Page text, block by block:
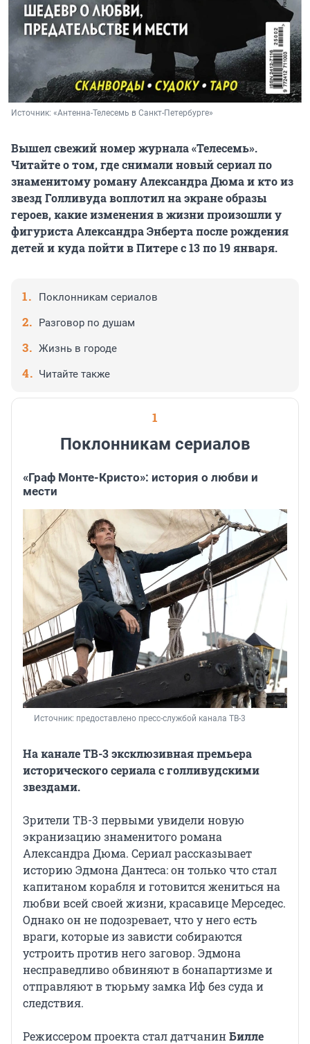
Источник: «Антенна-Телесемь в Санкт-Петербурге»
Вышел свежий номер журнала «Телесемь».
Читайте о том, где снимали новый сериал по
знаменитому роману Александра Дюма и кто из
звезд Голливуда воплотил на экране образы
героев, какие изменения в жизни произошли у
фигуриста Александра Энберта после рождения
детей и куда пойти в Питере с 13 по 19 января.
Поклонникам сериалов
Разговор по душам
Жизнь в городе
Читайте также
1
Поклонникам сериалов
«Граф Монте-Кристо»: история о любви и
мести
Источник: предоставлено пресс-службой канала ТВ-3
На канале ТВ-3 эксклюзивная премьера
исторического сериала с голливудскими
звездами.
Зрители ТВ-3 первыми увидели новую
экранизацию знаменитого романа
Александра Дюма. Сериал рассказывает
историю Эдмона Дантеса: он только что стал
капитаном корабля и готовится жениться на
любви всей своей жизни, красавице Мерседес.
Однако он не подозревает, что у него есть
враги, которые из зависти собираются
устроить против него заговор. Эдмона
несправедливо обвиняют в бонапартизме и
отправляют в тюрьму замка Иф без суда и
следствия.
Режиссером проекта стал датчанинБилле